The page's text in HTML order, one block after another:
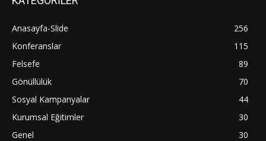
Anasayfa-Slide
256
Konferanslar
115
Felsefe
89
Gönüllülük
70
Sosyal Kampanyalar
44
Kurumsal Eğitimler
30
Genel
30